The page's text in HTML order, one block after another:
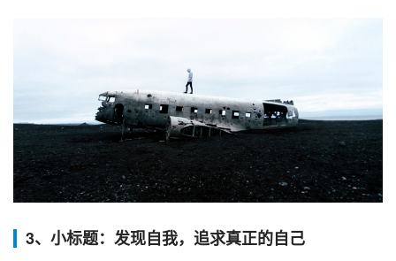
3、小标题：发现自我，追求真正的自己